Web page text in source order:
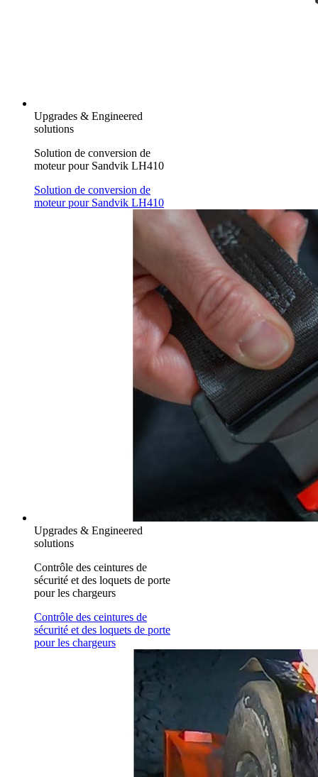
Upgrades & Engineered
solutions
Solution de conversion de
moteur pour Sandvik LH410
Solution de conversion de
moteur pour Sandvik LH410
Upgrades & Engineered
solutions
Contrôle des ceintures de
sécurité et des loquets de porte
pour les chargeurs
Contrôle des ceintures de
sécurité et des loquets de porte
pour les chargeurs